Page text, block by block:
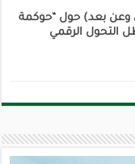
وعن بعد) حول “حوكمة
التحول الرقمي